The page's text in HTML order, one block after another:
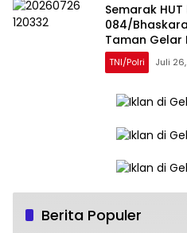
Semarak
084/
Taman Gelar
Bersama
TNI/Polri Juli
Berita Populer
Pemakaman